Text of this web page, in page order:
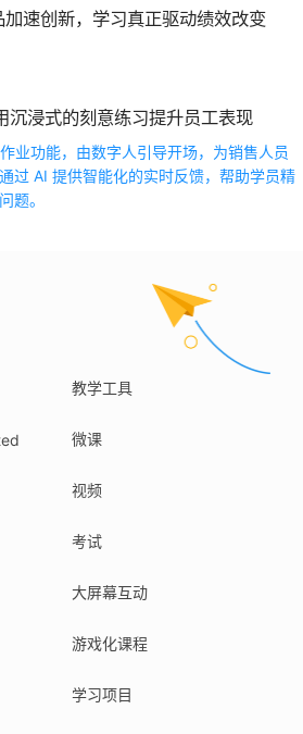
速创新，学习真正驱动绩效改变
沉浸式的刻意练习提升员工表现
业功能，由数字人引导开场，为销售人员
过 AI 提供智能化的实时反馈，帮助学员精
题。
教学工具
微课
视频
考试
大屏幕互动
游戏化课程
学习项目